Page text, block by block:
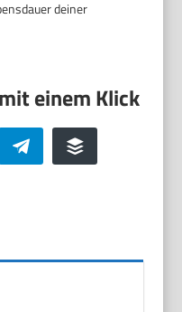
deiner
Telegram Buffer